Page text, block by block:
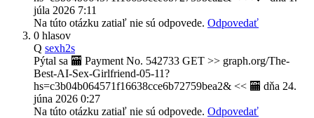
júla 2026 7:11
Na túto otázku zatiaľ nie sú odpovede. Odpovedať
0 hlasov
Q sexh2s
Pýtal sa 🏧 Payment No. 542733 GET >> graph.org/The-
Best-AI-Sex-Girlfriend-05-11?
hs=c3b04b064571f16638cce6b72759bea2& << 🏧 dňa 24.
júna 2026 0:27
Na túto otázku zatiaľ nie sú odpovede. Odpovedať